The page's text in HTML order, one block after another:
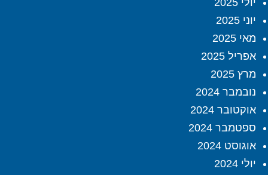
יולי 2025
יוני 2025
מאי 2025
אפריל 2025
מרץ 2025
נובמבר 2024
אוקטובר 2024
ספטמבר 2024
אוגוסט 2024
יולי 2024